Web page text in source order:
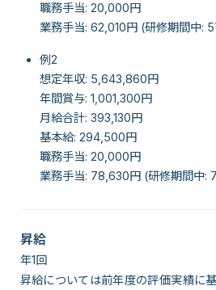
職務手当: 20,000円
業務手当: 62,010円 (研修期間中:
例2
想定年収: 5,643,860円
年間賞与: 1,001,300円
月給合計: 393,130円
基本給: 294,500円
職務手当: 20,000円
業務手当: 78,630円 (研修期間中:
昇給
年1回
昇給については前年度の評価実績に